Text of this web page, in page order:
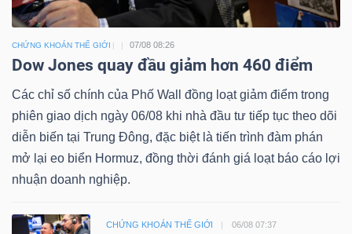
CHỨNG KHOÁN THẾ GIỚI 07/08 08:26
Dow Jones quay đầu giảm hơn 460 điểm
Các chỉ số chính của Phố Wall đồng loạt giảm điểm trong
phiên giao dịch ngày 06/08 khi nhà đầu tư tiếp tục theo dõi
diễn biến tại Trung Đông, đặc biệt là tiến trình đàm phán
mở lại eo biển Hormuz, đồng thời đánh giá loạt báo cáo lợi
nhuận doanh nghiệp.
CHỨNG KHOÁN THẾ GIỚI 06/08 07:37